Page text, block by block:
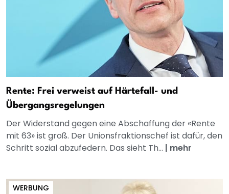
Rente: Frei verweist auf Härtefall- und
Übergangsregelungen
Der Widerstand gegen eine Abschaffung der «Rente
mit 63» ist groß. Der Unionsfraktionschef ist dafür, den
Schritt sozial abzufedern. Das sieht Th... | mehr
WERBUNG